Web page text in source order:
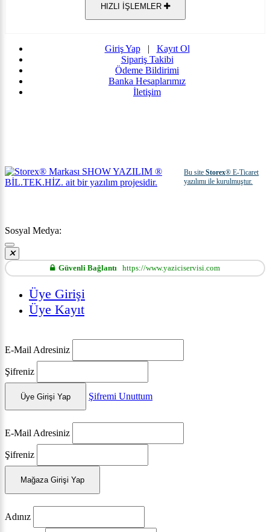
HIZLI İŞLEMLER
Giriş Yap| Kayıt Ol
Sipariş Takibi
Ödeme Bildirimi
Banka Hesaplarımız
İletişim
Bu siteStorex® E-Ticaret
yazılımı ile kurulmuştur.
Sosyal Medya:
Güvenli Bağlantı https://www.yaziciservisi.com
Üye Girişi
Üye Kayıt
E-Mail Adresiniz
Şifreniz
Üye Girişi Yap Şifremi Unuttum
E-Mail Adresiniz
Şifreniz
Mağaza Girişi Yap
Adınız